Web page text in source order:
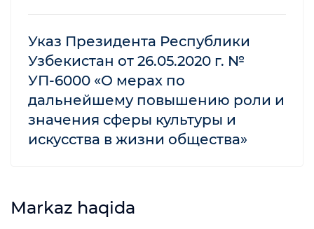
Указ Президента Республики
Узбекистан от 26.05.2020 г. №
УП-6000 «О мерах по
дальнейшему повышению роли и
значения сферы культуры и
искусства в жизни общества»
Markaz haqida